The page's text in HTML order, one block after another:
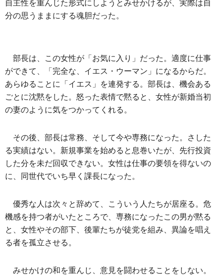
自主性を重んじた形式にしようとみせかけるが、実際は自
分の思うままにする魂胆だった。
部長は、この女性が「お気に入り」だった。適度に仕事
ができて、「完全な、イエス・ウーマン」になるからだ。
あらゆることに「イエス」を連発する。部長は、機会ある
ごとに沈黙をした。怒った表情で黙ると、女性が新婚当初
の妻のように気をつかってくれる。
その後、部長は常務、そして今や専務になった。さした
る実績はない。新規事業を始めると息巻いたが、先行投資
した分を未だ回収できない。女性は仕事の要領を得ないの
に、同世代でいち早く課長になった。
優秀な人は次々と辞めて、こういう人たちが居座る。危
機感を持つ者がいたところで、専務になったこの男が黙る
と、女性やその部下、後輩たちが徒党を組み、異論を唱え
る者を孤立させる。
みせかけの和を重んじ、意見を闘わせることをしない。